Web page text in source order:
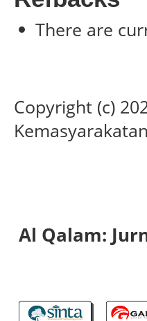
There are
Copyright (c)
Kemasyarakatan
Al Qalam: